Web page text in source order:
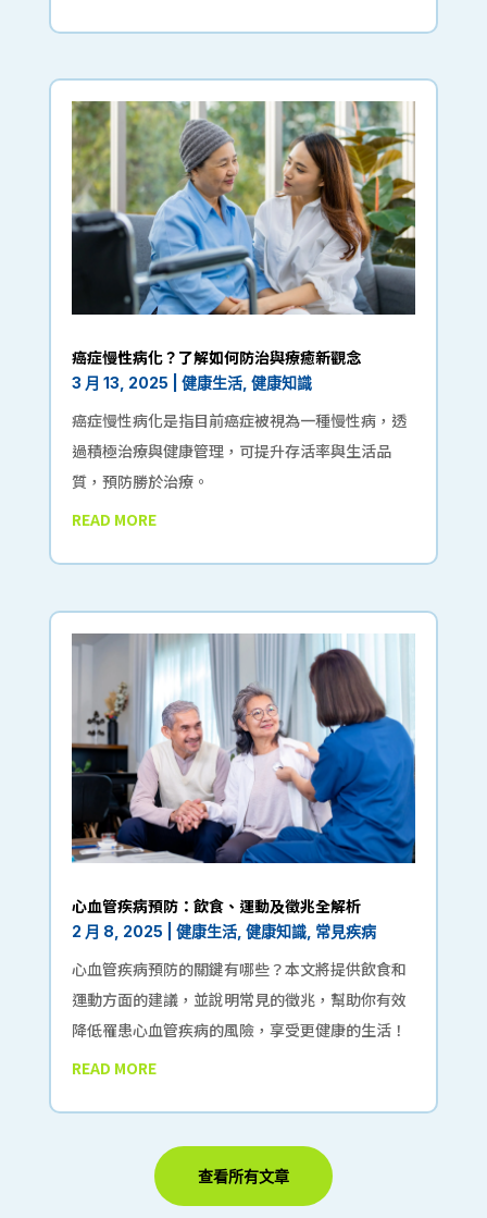
癌症慢性病化？了解如何防治與療癒新觀念
3 月 13, 2025 健康生活, 健康知識
癌症慢性病化是指目前癌症被視為一種慢性病，透
過積極治療與健康管理，可提升存活率與生活品
質，預防勝於治療。
READ MORE
心血管疾病預防：飲食、運動及徵兆全解析
2 月 8, 2025 健康生活, 健康知識, 常見疾病
心血管疾病預防的關鍵有哪些？本文將提供飲食和
運動方面的建議，並說明常見的徵兆，幫助你有效
降低罹患心血管疾病的風險，享受更健康的生活！
READ MORE
查看所有文章